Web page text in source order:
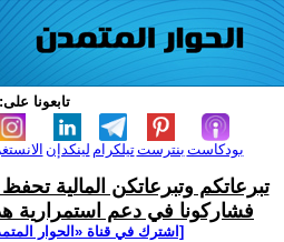
تابعونا على:
لينكدإن تيلكرامبنترست بودكاست
تبرعاتكم وتبرعاتكن المالية
فشاركونا في دعم استمرارية
[اشترك في قناة ‫«الحوار